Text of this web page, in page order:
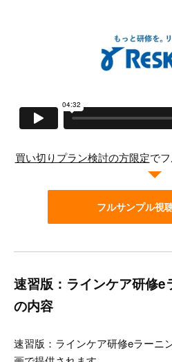
買い切りプラン検討の方限定で
フルサンプル視
速習版：ラインケア研修e
の内容
速習版：ラインケア研修eラーニ